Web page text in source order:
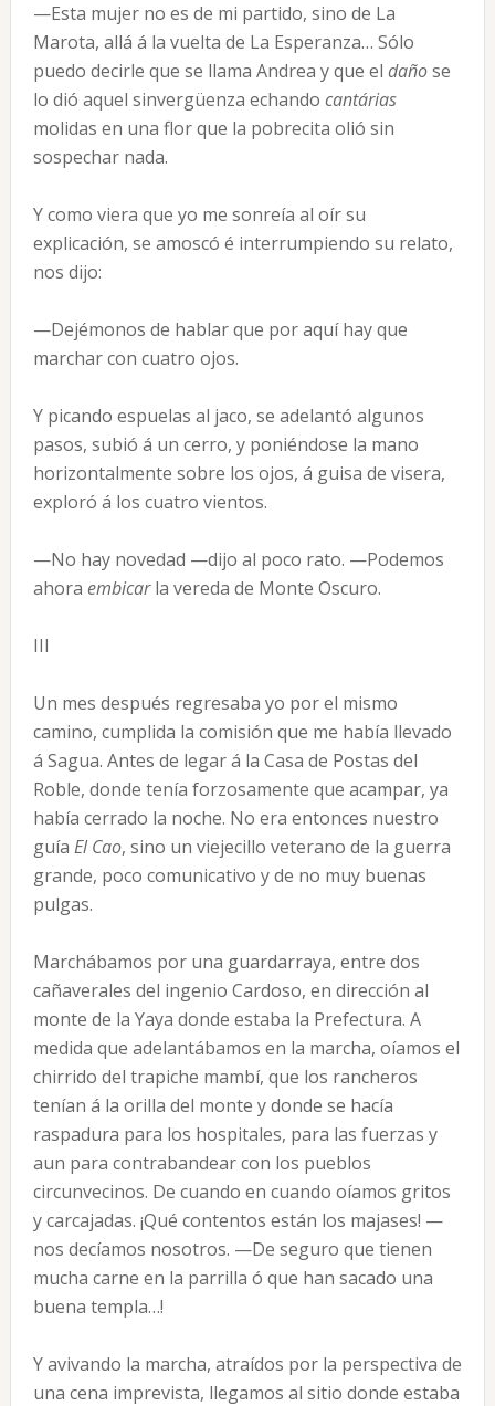
—Esta mujer no es de mi partido, sino de La
Marota, allá á la vuelta de La Esperanza… Sólo
puedo decirle que se llama Andrea y que el dañose
lo dió aquel sinvergüenza echando cantárias
molidas en una flor que la pobrecita olió sin
sospechar nada.
Y como viera que yo me sonreía al oír su
explicación, se amoscó é interrumpiendo su relato,
nos dijo:
—Dejémonos de hablar que por aquí hay que
marchar con cuatro ojos.
Y picando espuelas al jaco, se adelantó algunos
pasos, subió á un cerro, y poniéndose la mano
horizontalmente sobre los ojos, á guisa de visera,
exploró á los cuatro vientos.
—No hay novedad —dijo al poco rato. —Podemos
ahora embicarla vereda de Monte Oscuro.
III
Un mes después regresaba yo por el mismo
camino, cumplida la comisión que me había llevado
á Sagua. Antes de legar á la Casa de Postas del
Roble, donde tenía forzosamente que acampar, ya
había cerrado la noche. No era entonces nuestro
guía El Cao, sino un viejecillo veterano de la guerra
grande, poco comunicativo y de no muy buenas
pulgas.
Marchábamos por una guardarraya, entre dos
cañaverales del ingenio Cardoso, en dirección al
monte de la Yaya donde estaba la Prefectura. A
medida que adelantábamos en la marcha, oíamos el
chirrido del trapiche mambí, que los rancheros
tenían á la orilla del monte y donde se hacía
raspadura para los hospitales, para las fuerzas y
aun para contrabandear con los pueblos
circunvecinos. De cuando en cuando oíamos gritos
y carcajadas. ¡Qué contentos están los majases! —
nos decíamos nosotros. —De seguro que tienen
mucha carne en la parrilla ó que han sacado una
buena templa…!
Y avivando la marcha, atraídos por la perspectiva de
una cena imprevista, llegamos al sitio donde estaba